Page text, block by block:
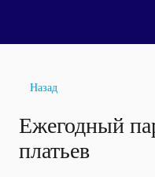
Назад
Ежегодный
платьев